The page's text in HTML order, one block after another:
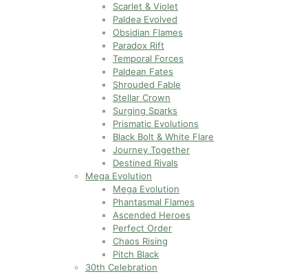
Scarlet & Violet
Paldea Evolved
Obsidian Flames
Paradox Rift
Temporal Forces
Paldean Fates
Shrouded Fable
Stellar Crown
Surging Sparks
Prismatic Evolutions
Black Bolt & White Flare
Journey Together
Destined Rivals
Mega Evolution
Mega Evolution
Phantasmal Flames
Ascended Heroes
Perfect Order
Chaos Rising
Pitch Black
30th Celebration